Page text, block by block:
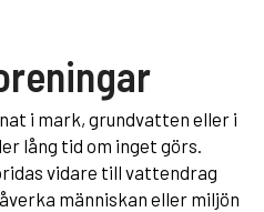
i mark, grundvatten eller i
lång tid om inget görs.
vidare till vattendrag
människan eller miljön